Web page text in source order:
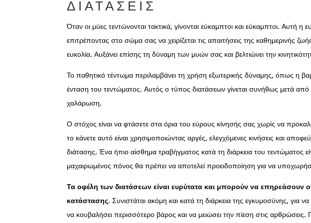
ΔΙΑΤΆΣΕΙΣ
Όταν οι μύες τεντώνονται τακτικά, γίνονται εύκαμπτοι και εύκαμπτοι. Αυτή η
επιτρέποντας στο σώμα σας να χειρίζεται τις απαιτήσεις της καθημερινής
ευκολία. Αυξάνει επίσης τη δύναμη των μυών σας και βελτιώνει την
Το παθητικό τέντωμα περιλαμβάνει τη χρήση εξωτερικής δύναμης, όπως η
ένταση του τεντώματος. Αυτός ο τύπος διατάσεων γίνεται συνήθως μετά
χαλάρωση.
Ο στόχος είναι να φτάσετε στα όρια του εύρους κίνησής σας χωρίς να
το κάνετε αυτό είναι χρησιμοποιώντας αργές, ελεγχόμενες κινήσεις και
διάτασης. Ένα ήπιο αίσθημα τραβήγματος κατά τη διάρκεια του τεντώματος
μαχαιρωμένος πόνος θα πρέπει να αποτελεί προειδοποίηση για να
Τα οφέλη των διατάσεων είναι ευρύτατα και μπορούν να επηρεάσουν
κατάστασης. Συνιστάται ακόμη και κατά τη διάρκεια της εγκυμοσύνης, για
να κουβαλήσει περισσότερο βάρος και να μειώσει την πίεση στις